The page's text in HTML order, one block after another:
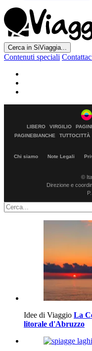
Cerca in SiViaggia...
Contenuti speciali
LIBERO VIRGILIO
PAGINEBIANCHE
TUTTOCITTÀ
Chi siamo Note Legali
©
Direzione e
Idee di Viaggio La
litorale d'Abruzzo